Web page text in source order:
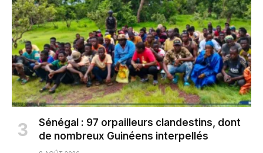
Sénégal : 97 orpailleurs clandestins, dont
de nombreux Guinéens interpellés